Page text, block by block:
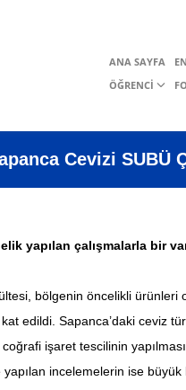
ANA SAYFA
ÖĞRENCİ
Cevizi SUBÜ
yapılan çalışmalarla
bölgenin öncelikli
edildi. Sapanca’daki
işaret tescilinin
incelemelerin ise büyük